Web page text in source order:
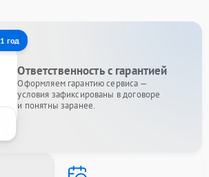
1 год
Ответственность с гарантией
Оформляем гарантию сервиса —
условия зафиксированы в договоре
и понятны заранее.